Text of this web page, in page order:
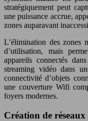
stratégiquement peut
une puissance accrue,
zones auparavant
L’élimination des zones
d’utilisation, mais
appareils connectés
streaming vidéo dans
connectivité d’objets
une couverture Wifi
foyers modernes.
Création de réseaux